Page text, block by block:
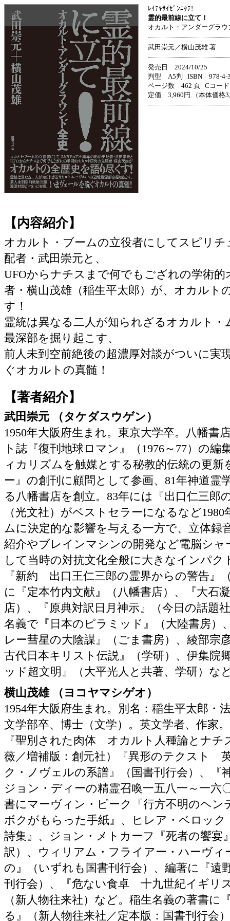
ﾚｲﾃｷｻｲｾﾞﾝﾆﾀﾃ!
霊的最前線に立て！
オカルト・アンダーグラウ
武田崇元／横山茂雄 著
発売日 2024/10/25
判型 A5判 ISBN 978-4-
ページ数 462 頁 Cコー
定価 3,960円 （本体価格
【内容紹介】
オカルト・ブームの立役者にしてスピリ
配者・武田崇元と、
UFOからナチスまで何でもござれの学術
者・横山茂雄（稲生平太郎）が、オカルト
す！
霊統は異なる二人が知られざるオカルト・
最深部を掘り起こす、
前人未到空前絶後の超濃厚対談がついに実
ぐオカルトの真髄！
【著者紹介】
武田崇元 （タケダスウゲン）
1950年大阪府生まれ。東京大学卒。八幡書
ト誌『復刊地球ロマン』（1976～77）の編
ィカリズムを触媒とする秘教的伝統の更新
ー』の創刊に顧問として参画、81年神道霊
る八幡書店を創立。83年には『出口仁三郎
（光文社）がベストセラーになるなど
ムに決定的な影響を与える一方で、立体録
紹介やブレインマシンの開発など電脳シャ
して当時の対抗文化全般に大きなインパク
『新約 出口王仁三郎の霊界からの警告』
に『定本竹内文献』（八幡書店）、『大石
店）、『原典対訳日月神示』（今日の話題
名義で『日本のピラミッド』（大陸書房）
レー彗星の大陰謀』（ごま書房）、綾部宗
古代日本キリスト伝説』（学研）、伊集院
ッド超文明』（大平光人と共著、学研）な
横山茂雄 （ヨコヤマシゲオ）
1954年大阪府生まれ。別名：稲生平太郎・
文学部卒、博士（文学）。英文学者、作家
『聖別された肉体 オカルト人種論とナチ
薇／増補版：創元社）『異形のテクスト
ク・ノヴェルの系譜』（国書刊行会）、
ジョン・ディーの精霊召喚一五八一～一六
書にマーヴィン・ピーク『行方不明のヘン
ボクがもらった手紙』、ヒレア・ベロック
詩集』、ジョン・メトカーフ『死者の饗宴
訳）、ウィリアム・フライアー・ハーヴィ
の』（いずれも国書刊行会）、編著に『遠
刊行会）、『危ない食卓 十九世紀イギリ
（新人物往来社）など。稲生名義の著書に
る』（新人物往来社／定本版：国書刊行会